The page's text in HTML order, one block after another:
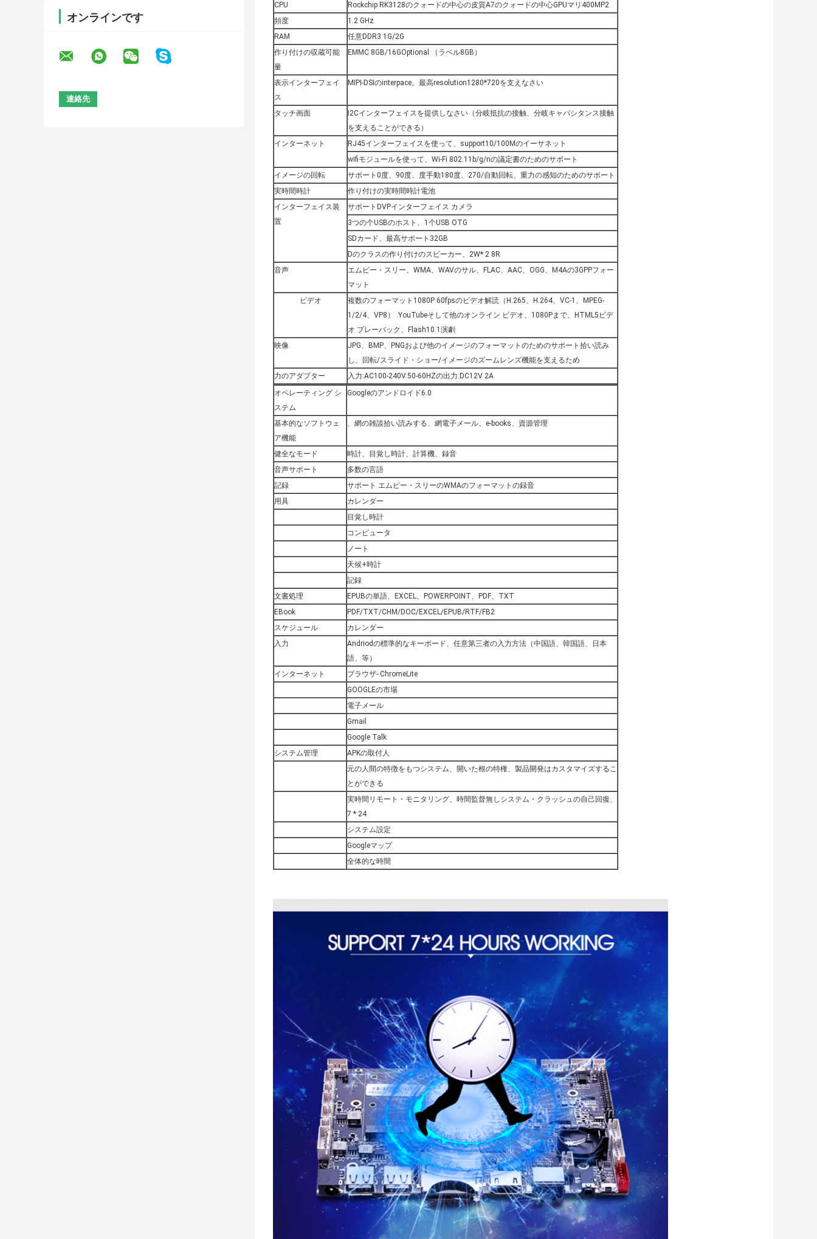
オンラインです
CPU
Rockchip RK3128のクォードの中心の皮質A7のクォードの中心GPUマリ400MP2
頻度
1.2 GHz
RAM
任意DDR3 1G/2G
作り付けの収蔵可能
量
EMMC 8GB/16GOptional （ラベル8GB）
表示インターフェイ
ス
MIPI-DSIのinterpace。最高resolution1280*720を支えなさい
タッチ画面
I2Cインターフェイスを提供しなさい（分岐抵抗の接触、分岐キャパシタンス接触
を支えることができる）
インターネット
RJ45インターフェイスを使って、support10/100Mのイーサネット
wifiモジュールを使って、Wi-Fi 802.11b/g/nの議定書のためのサポート
イメージの回転
サポート0度、90度、度手動180度、270/自動回転、重力の感知のためのサポート
実時間時計
作り付けの実時間時計電池
インターフェイス装
置
サポートDVPインターフェイス カメラ
3つの个USBのホスト、1个USB OTG
SDカード、最高サポート32GB
Dのクラスの作り付けのスピーカー、2W* 2 8R
音声
エムピー・スリー、WMA、WAVのサル、FLAC、AAC、OGG、M4Aの3GPPフォー
マット
ビデオ
複数のフォーマット1080P 60fpsのビデオ解読（H.265、H.264、VC-1、MPEG-
1/2/4、VP8） .YouTubeそして他のオンライン ビデオ、1080Pまで、HTML5ビデ
オ プレーバック、Flash10.1演劇
映像
JPG、BMP、PNGおよび他のイメージのフォーマットのためのサポート拾い読み
し、回転/スライド・ショー/イメージのズームレンズ機能を支えるため
力のアダプター
入力:AC100-240V.50-60HZの出力:DC12V 2A
オペレーティング シ
ステム
Googleのアンドロイド6.0
基本的なソフトウェ
ア機能
、網の雑談拾い読みする、網電子メール、e-books、資源管理
健全なモード
時計、目覚し時計、計算機、録音
音声サポート
多数の言語
記録
サポート エムピー・スリーのWMAのフォーマットの録音
用具
カレンダー
目覚し時計
コンピュータ
ノート
天候+時計
記録
文書処理
EPUBの単語、EXCEL、POWERPOINT、PDF、TXT
EBook
PDF/TXT/CHM/DOC/EXCEL/EPUB/RTF/FB2
スケジュール
カレンダー
入力
Andriodの標準的なキーボード、任意第三者の入力方法（中国語、韓国語、日本
語、等）
インターネット
ブラウザ- ChromeLite
GOOGLEの市場
電子メール
Gmail
Google Talk
システム管理
APKの取付人
元の人間の特徴をもつシステム、開いた根の特権、製品開発はカスタマイズするこ
とができる
実時間リモート・モニタリング、時間監督無しシステム・クラッシュの自己回復、
7 * 24
システム設定
Googleマップ
全体的な時間